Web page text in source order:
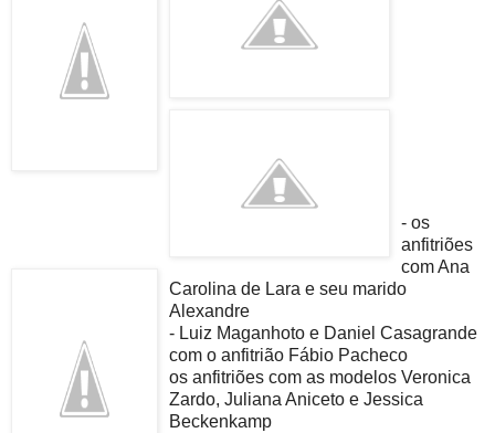
- os
anfitriões
com Ana
Carolina de Lara e seu marido
Alexandre
- Luiz Maganhoto e Daniel Casagrande
com o anfitrião Fábio Pacheco
os anfitriões com as modelos Veronica
Zardo, Juliana Aniceto e Jessica
Beckenkamp